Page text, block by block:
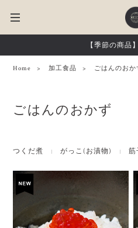
【季節の商品
Home 加工食品 ごはんのおか
ごはんのおかず
つくだ煮 がっこ(お漬物) 筋